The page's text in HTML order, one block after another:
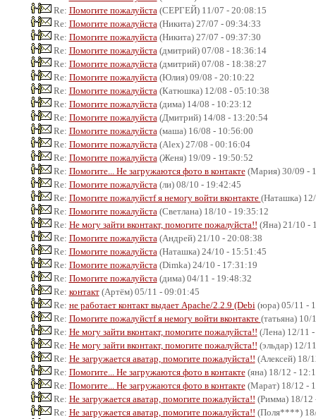
Re: Помогите пожалуйста (СЕРГЕЙ) 11/07 - 20:08:15
Re: Помогите пожалуйста (Никита) 27/07 - 09:34:33
Re: Помогите пожалуйста (Никита) 27/07 - 09:37:30
Re: Помогите пожалуйста (дмитрий) 07/08 - 18:36:14
Re: Помогите пожалуйста (дмитрий) 07/08 - 18:38:27
Re: Помогите пожалуйста (Юлия) 09/08 - 20:10:22
Re: Помогите пожалуйста (Катюшка) 12/08 - 05:10:38
Re: Помогите пожалуйста (дима) 14/08 - 10:23:12
Re: Помогите пожалуйста (Дмитрий) 14/08 - 13:20:54
Re: Помогите пожалуйста (маша) 16/08 - 10:56:00
Re: Помогите пожалуйста (Alex) 27/08 - 00:16:04
Re: Помогите пожалуйста (Женя) 19/09 - 19:50:52
Re: Помогите... Не загружаются фото в контакте(Мария) 30/09 -
Re: Помогите пожалуйста (ли) 08/10 - 19:42:45
Re: Помогите пожалуйстf я немогу войти вконтакте (Наташка)
Re: Помогите пожалуйста (Светлана) 18/10 - 19:35:12
Re: Не могу зайти вконтакт, помогите пожалуйста!! (Яна) 21/10 -
Re: Помогите пожалуйста (Андрей) 21/10 - 20:08:38
Re: Помогите пожалуйста (Наташка) 24/10 - 15:51:45
Re: Помогите пожалуйста (Dimka) 24/10 - 17:31:19
Re: Помогите пожалуйста (дима) 04/11 - 19:48:32
Re: контакт(Артём) 05/11 - 09:01:45
Re: не работает контакт выдает Apache/2.2.9 (Debi (юра) 05/11 -
Re: Помогите пожалуйстf я немогу войти вконтакте (татьяна)
Re: Не могу зайти вконтакт, помогите пожалуйста!! (Лена) 12/11
Re: Не могу зайти вконтакт, помогите пожалуйста!! (эльдар) 12/
Re: Не загружается аватар, помогите пожалуйста!! (Алексей) 18/
Re: Помогите... Не загружаются фото в контакте(яна) 18/12 -
Re: Помогите... Не загружаются фото в контакте(Марат) 18/12 -
Re: Не загружается аватар, помогите пожалуйста!! (Римма) 18/12
Re: Не загружается аватар, помогите пожалуйста!! (Поля****)